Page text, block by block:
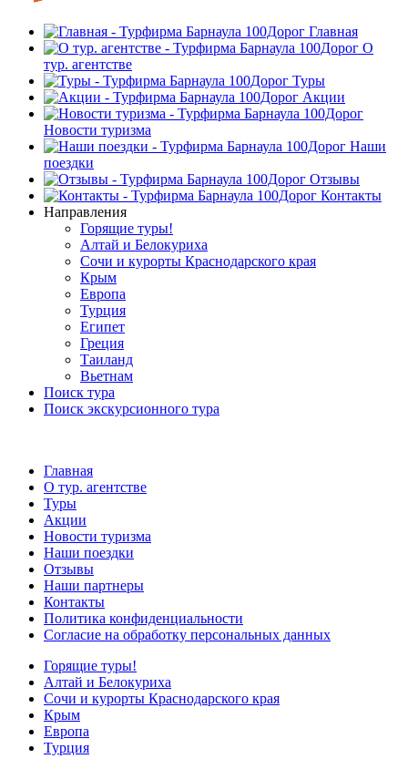
Главная
О
тур. агентстве
Туры
Акции
Новости туризма
Наши
поездки
Отзывы
Контакты
Направления
Горящие туры!
Алтай и Белокуриха
Сочи и курорты Краснодарского края
Крым
Европа
Турция
Египет
Греция
Таиланд
Вьетнам
Поиск тура
Поиск экскурсионного тура
Главная
О тур. агентстве
Туры
Акции
Новости туризма
Наши поездки
Отзывы
Наши партнеры
Контакты
Политика конфиденциальности
Согласие на обработку персональных данных
Горящие туры!
Алтай и Белокуриха
Сочи и курорты Краснодарского края
Крым
Европа
Турция